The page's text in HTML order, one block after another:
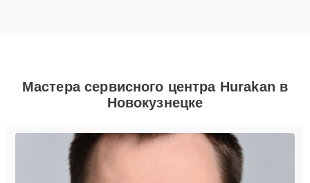
Мастера сервисного центра Hurakan в
Новокузнецке